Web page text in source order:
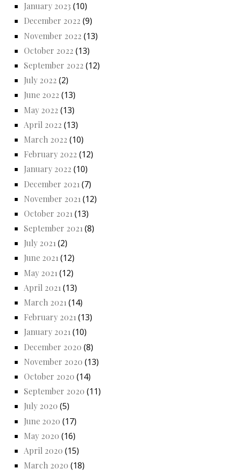
January 2023 (10)
December 2022 (9)
November 2022 (13)
October 2022 (13)
September 2022 (12)
July 2022 (2)
June 2022 (13)
May 2022 (13)
April 2022 (13)
March 2022 (10)
February 2022 (12)
January 2022 (10)
December 2021 (7)
November 2021 (12)
October 2021 (13)
September 2021 (8)
July 2021(2)
June 2021(12)
May 2021 (12)
April 2021 (13)
March 2021 (14)
February 2021(13)
January 2021(10)
December 2020 (8)
November 2020 (13)
October 2020 (14)
September 2020 (11)
July 2020 (5)
June 2020 (17)
May 2020 (16)
April 2020 (15)
March 2020 (18)